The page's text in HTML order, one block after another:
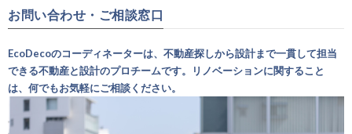
お問い合わせ・ご相談窓口
EcoDecoのコーディネーターは、不動産探しから設計まで一貫して担当
できる不動産と設計のプロチームです。リノベーションに関すること
は、何でもお気軽にご相談ください。